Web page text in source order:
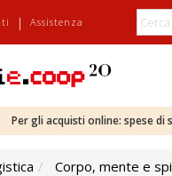
| Assistenza
Per gli acquisti online: spese
Corpo, mente e